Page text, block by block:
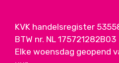
KVK handelsregister
BTW nr. NL 175721282B03
Elke woensdag geopend